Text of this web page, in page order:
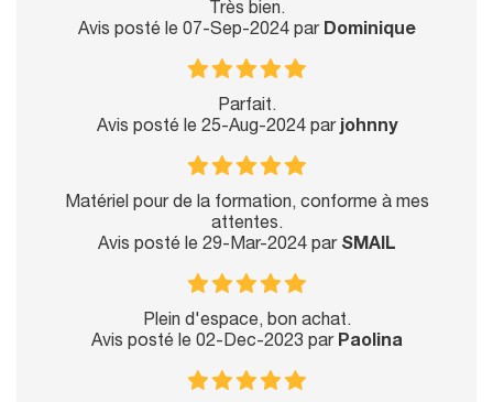
Très bien.
Avis posté le 07-Sep-2024 par Dominique
Parfait.
Avis posté le 25-Aug-2024 parjohnny
Matériel pour de la formation, conforme à mes
attentes.
Avis posté le 29-Mar-2024 par SMAIL
Plein d'espace, bon achat.
Avis posté le 02-Dec-2023 par Paolina